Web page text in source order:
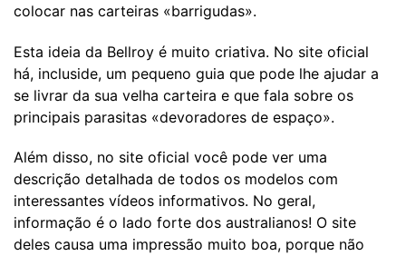
colocar nas carteiras «barrigudas».
Esta ideia da Bellroy é muito criativa. No site oficial
há, incluside, um pequeno guia que pode lhe ajudar a
se livrar da sua velha carteira e que fala sobre os
principais parasitas «devoradores de espaço».
Além disso, no site oficial você pode ver uma
descrição detalhada de todos os modelos com
interessantes vídeos informativos. No geral,
informação é o lado forte dos australianos! O site
deles causa uma impressão muito boa, porque não